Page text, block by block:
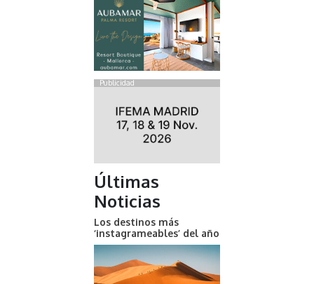
Publicidad
Últimas
Noticias
Los destinos más
‘instagrameables’ del año